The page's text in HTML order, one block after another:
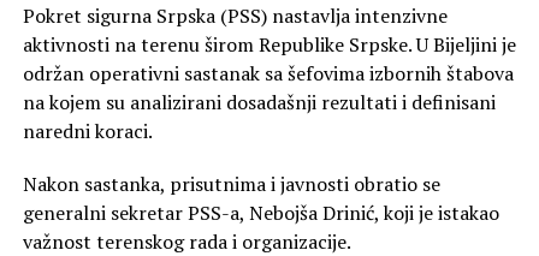
Pokret sigurna Srpska (PSS) nastavlja intenzivne
aktivnosti na terenu širom Republike Srpske. U Bijeljini je
održan operativni sastanak sa šefovima izbornih štabova
na kojem su analizirani dosadašnji rezultati i definisani
naredni koraci.
Nakon sastanka, prisutnima i javnosti obratio se
generalni sekretar PSS-a, Nebojša Drinić, koji je istakao
važnost terenskog rada i organizacije.